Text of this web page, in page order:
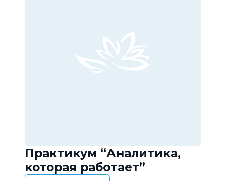
Практикум “Аналитика,
которая работает”